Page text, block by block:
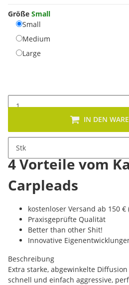
Größe Small
Small
Medium
Large
Stk
IN DEN
4 Vorteile vom
Carpleads
kostenloser Versand ab 150 €
Praxisgeprüfte Qualität
Better than other Shit!
Innovative
Beschreibung
Extra starke, abgewinkelte
schnell und einfach aggressive,